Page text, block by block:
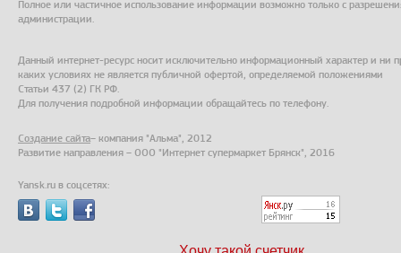
Полное или частичное использование информации возможно только с
администрации.
Данный интернет-ресурс носит исключительно информационный характер и ни
каких условиях не является публичной офертой, определяемой положениями
Статьи 437 (2) ГК РФ.
Для получения подробной информации обращайтесь по телефону.
Создание сайта– компания "Альма", 2012
Развитие направления – ООО "Интернет супермаркет Брянск", 2016
Yansk.ru в соцсетях: